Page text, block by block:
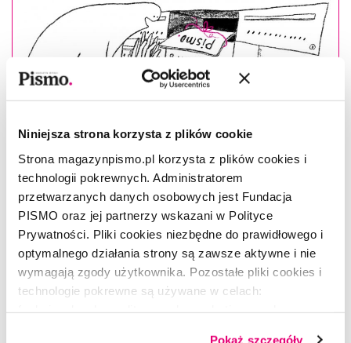
Niniejsza strona korzysta z plików cookie
Strona magazynpismo.pl korzysta z plików cookies i
technologii pokrewnych. Administratorem
przetwarzanych danych osobowych jest Fundacja
PISMO oraz jej partnerzy wskazani w Polityce
Prywatności. Pliki cookies niezbędne do prawidłowego i
optymalnego działania strony są zawsze aktywne i nie
wymagają zgody użytkownika. Pozostałe pliki cookies i
technologie pokrewne są używane w celach:
Pokaż szczegóły
Masz konto? Zaloguj się
Cathy Park Hong–(ur. 1976), pisarka i wykładowczyni. W
swoich tekstach porusza kwestie azjatycko-amerykańskiej
tożsamości i dyskryminacji osób azjatyckiego pochodzenia w